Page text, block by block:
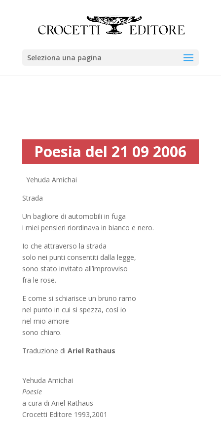
Seleziona una pagina
Poesia del 21 09 2006
Yehuda Amichai
Strada
Un bagliore di automobili in fuga
i miei pensieri riordinava in bianco e nero.
Io che attraverso la strada
solo nei punti consentiti dalla legge,
sono stato invitato all’improvviso
fra le rose.
E come si schiarisce un bruno ramo
nel punto in cui si spezza, così io
nel mio amore
sono chiaro.
Traduzione di Ariel Rathaus
Yehuda Amichai
Poesie
a cura di Ariel Rathaus
Crocetti Editore 1993,2001